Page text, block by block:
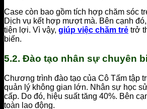
Case còn bao gồm tích hợp chăm sóc
Dịch vụ kết hợp mượt mà. Bên cạnh
tiện lợi. Vì vậy, giúp việc chăm trẻ trở
biến.
5.2. Đào tạo nhân sự chuyên
Chương trình đào tạo của Cô Tấm tập
quản lý không gian lớn. Nhân sự học
cấp. Do đó, hiệu suất tăng 40%. Bên
toàn lao động.